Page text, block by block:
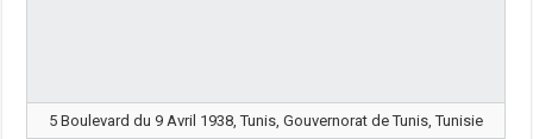
5 Boulevard du 9 Avril 1938, Tunis, Gouvernorat de Tunis, Tunisie